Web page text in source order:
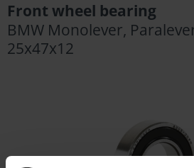
Front wheel bearing
BMW Monolever,
25x47x12